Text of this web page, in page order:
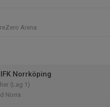
Arena
Norrköping
(Lag 1)
Norra